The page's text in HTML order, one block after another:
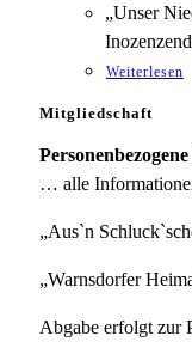
„Unser
Weiterlesen
Mitgliedschaft
… alle
„Aus`n
„Warnsdorfer
Abgabe erfolgt zur